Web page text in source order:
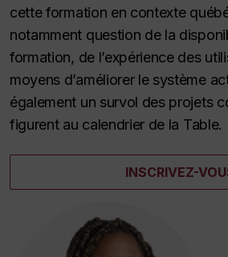
cette formation en contexte
notamment question de la
formation, de l’expérience des
moyens d’améliorer le système
également un survol des projets
figurent au calendrier de la Table.
INSCRIVEZ-